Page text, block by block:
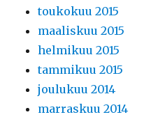
toukokuu 2015
maaliskuu 2015
helmikuu 2015
tammikuu 2015
joulukuu 2014
marraskuu 2014